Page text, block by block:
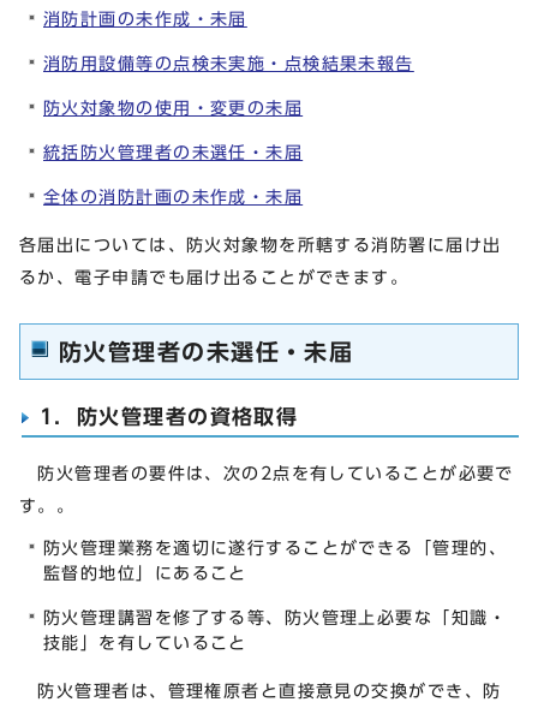
消防計画の未作成・未届
消防用設備等の点検未実施・点検結果未報告
防火対象物の使用・変更の未届
統括防火管理者の未選任・未届
全体の消防計画の未作成・未届
各届出については、防火対象物を所轄する消防署に届け出
るか、電子申請でも届け出ることができます。
防火管理者の未選任・未届
1．防火管理者の資格取得
防火管理者の要件は、次の2点を有していることが必要で
す。。
防火管理業務を適切に遂行することができる「管理的、
監督的地位」にあること
防火管理講習を修了する等、防火管理上必要な「知識・
技能」を有していること
防火管理者は、管理権原者と直接意見の交換ができ、防